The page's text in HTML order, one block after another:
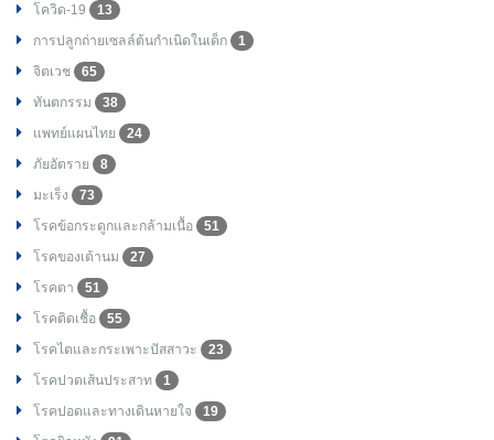
โควิด-19
13
การปลูกถ่ายเซลล์ต้นกำเนิดในเด็ก
1
จิตเวช
65
ทันตกรรม
38
แพทย์แผนไทย
24
ภัยอัตราย
8
มะเร็ง
73
โรคข้อกระดูกและกล้ามเนื้อ
51
โรคของเต้านม
27
โรคตา
51
โรคติดเชื้อ
55
โรคไตและกระเพาะปัสสาวะ
23
โรคปวดเส้นประสาท
1
โรคปอดและทางเดินหายใจ
19